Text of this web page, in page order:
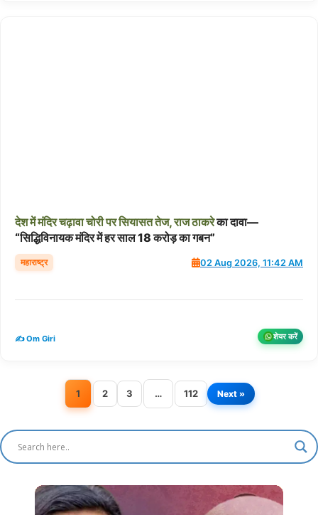
देशमेंमंदिरचढ़ावाचोरीपरसियासततेज,राजठाकरेका दावा—
“सिद्धिविनायक मंदिर में हर साल 18 करोड़ का गबन”
महाराष्ट्र 02 Aug 2026, 11:42 AM
✍️ Om Giri शेयर करें
1 2 3 … 112 Next »